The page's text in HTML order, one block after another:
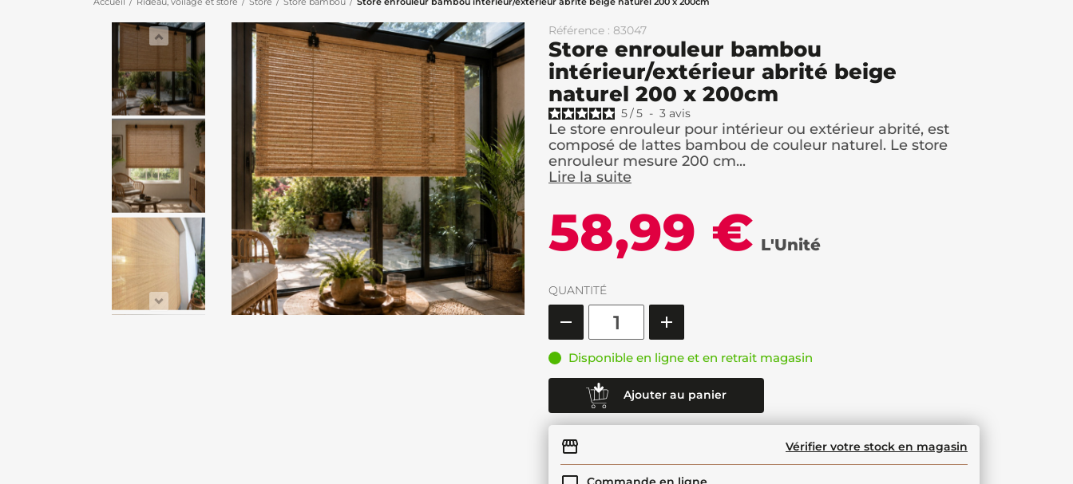
Référence : 83047
Store enrouleur bambou
intérieur/extérieur abrité beige
naturel 200 x 200cm
5/5 - 3 avis
Le store enrouleur pour intérieur ou extérieur abrité, est
composé de lattes bambou de couleur naturel. Le store
enrouleur mesure 200 cm...
Lire la suite
58,99 € L'Unité
QUANTITÉ
Disponible en ligne et en retrait magasin
Ajouter au panier
Vérifier votre stock en magasin